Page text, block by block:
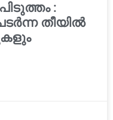
:
തീയിൽ